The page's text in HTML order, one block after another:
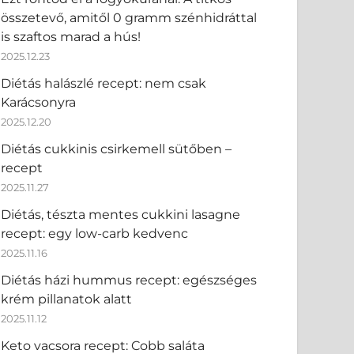
összetevő, amitől 0 gramm szénhidráttal
is szaftos marad a hús!
2025.12.23
Diétás halászlé recept: nem csak
Karácsonyra
2025.12.20
Diétás cukkinis csirkemell sütőben –
recept
2025.11.27
Diétás, tészta mentes cukkini lasagne
recept: egy low-carb kedvenc
2025.11.16
Diétás házi hummus recept: egészséges
krém pillanatok alatt
2025.11.12
Keto vacsora recept: Cobb saláta